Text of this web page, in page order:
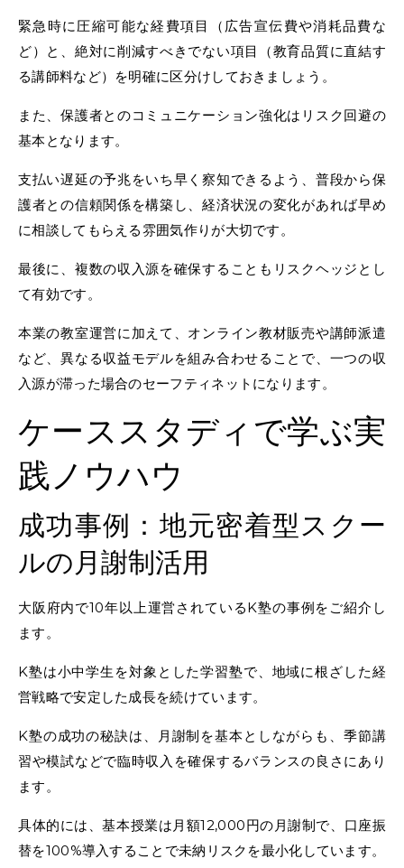
緊急時に圧縮可能な経費項目（広告宣伝費や消耗品費な
ど）と、絶対に削減すべきでない項目（教育品質に直結す
る講師料など）を明確に区分けしておきましょう。
また、保護者とのコミュニケーション強化はリスク回避の
基本となります。
支払い遅延の予兆をいち早く察知できるよう、普段から保
護者との信頼関係を構築し、経済状況の変化があれば早め
に相談してもらえる雰囲気作りが大切です。
最後に、複数の収入源を確保することもリスクヘッジとし
て有効です。
本業の教室運営に加えて、オンライン教材販売や講師派遣
など、異なる収益モデルを組み合わせることで、一つの収
入源が滞った場合のセーフティネットになります。
ケーススタディで学ぶ実
践ノウハウ
成功事例：地元密着型スクー
ルの月謝制活用
大阪府内で10年以上運営されているK塾の事例をご紹介し
ます。
K塾は小中学生を対象とした学習塾で、地域に根ざした経
営戦略で安定した成長を続けています。
K塾の成功の秘訣は、月謝制を基本としながらも、季節講
習や模試などで臨時収入を確保するバランスの良さにあり
ます。
具体的には、基本授業は月額12,000円の月謝制で、口座振
替を100%導入することで未納リスクを最小化しています。